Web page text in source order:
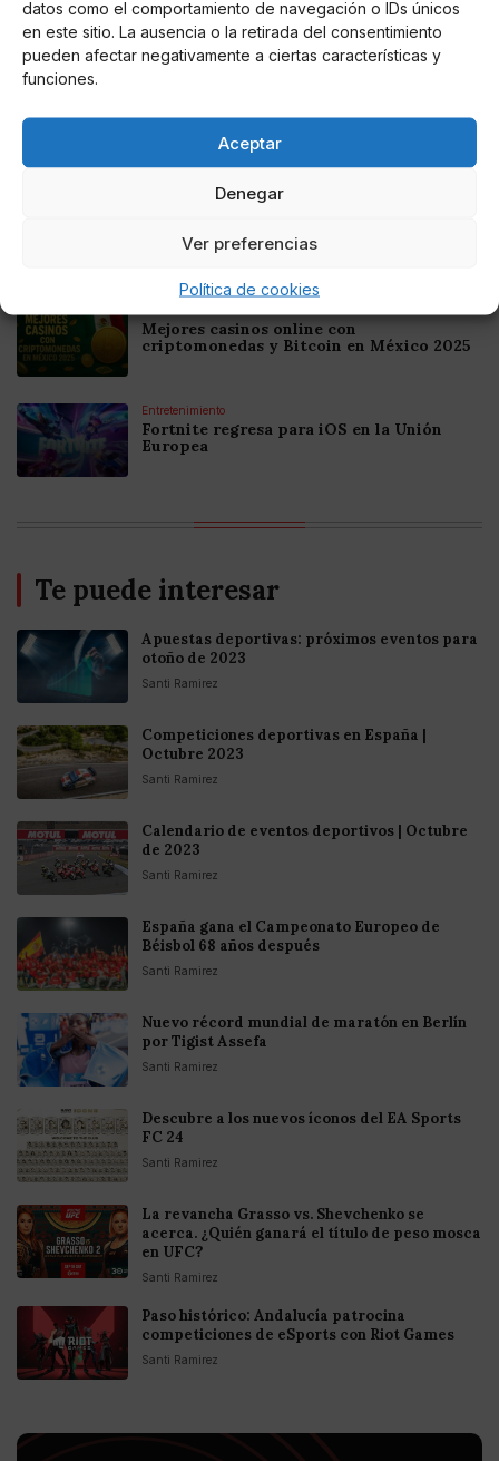
datos como el comportamiento de navegación o IDs únicos
en este sitio. La ausencia o la retirada del consentimiento
pueden afectar negativamente a ciertas características y
funciones.
Aceptar
Denegar
Ver preferencias
Política de cookies
Noticias relacionadas
Colombia 2025: Bitcoin Casinos
Criptomonedas en Argentina 2025
Mejores casinos online con
criptomonedas y Bitcoin en México 2025
Entretenimiento
Fortnite regresa para iOS en la Unión
Europea
Te puede interesar
Apuestas deportivas: próximos eventos para
otoño de 2023
Santi Ramirez
Competiciones deportivas en España |
Octubre 2023
Santi Ramirez
Calendario de eventos deportivos | Octubre
de 2023
Santi Ramirez
España gana el Campeonato Europeo de
Béisbol 68 años después
Santi Ramirez
Nuevo récord mundial de maratón en Berlín
por Tigist Assefa
Santi Ramirez
Descubre a los nuevos íconos del EA Sports
FC 24
Santi Ramirez
La revancha Grasso vs. Shevchenko se
acerca. ¿Quién ganará el título de peso mosca
en UFC?
Santi Ramirez
Paso histórico: Andalucía patrocina
competiciones de eSports con Riot Games
Santi Ramirez